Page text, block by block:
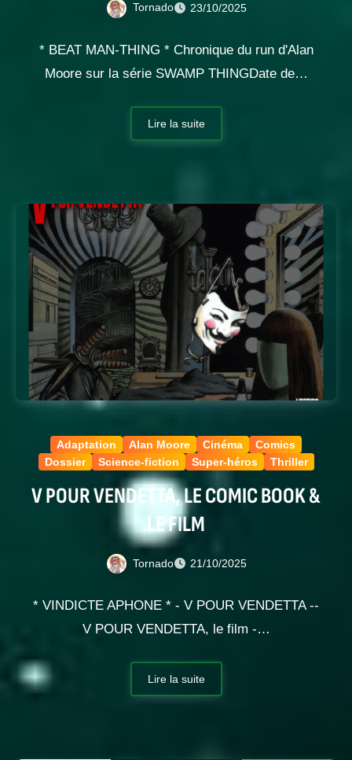
Tornado 23/10/2025
* BEAT MAN-THING * Chronique du run d'Alan
Moore sur la série SWAMP THINGDate de…
Lire la suite
Adaptation Alan Moore Cinéma
Comics
Dossier
Science-fiction Super-héros Thriller
V POUR VENDETTA, LE COMIC BOOK &
LE FILM
Tornado 21/10/2025
* VINDICTE APHONE * - V POUR VENDETTA --
V POUR VENDETTA, le film -…
Lire la suite